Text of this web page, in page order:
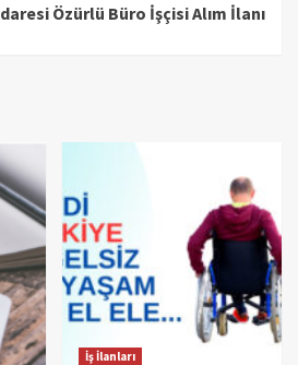
Özürlü Büro İşçisi Alım İlanı
İş İlanları